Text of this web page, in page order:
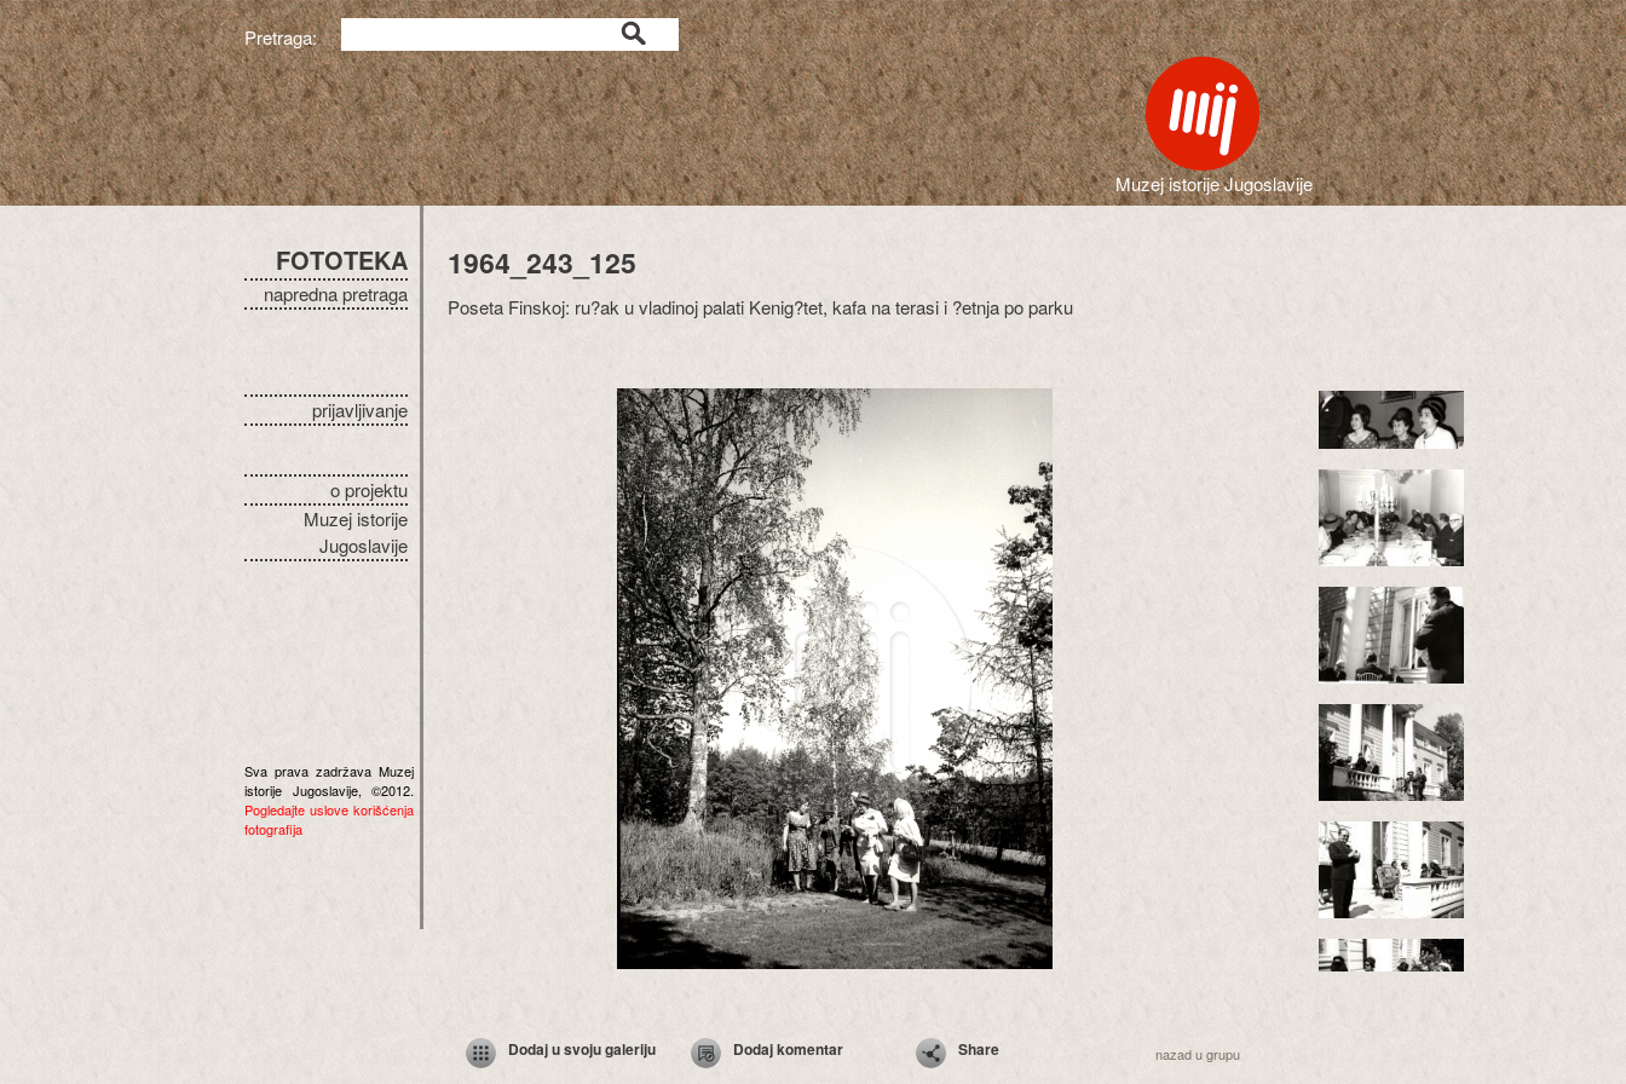
Pretraga:
Muzej istorije Jugoslavije
FOTOTEKA
napredna pretraga
prijavljivanje
o projektu
Muzej istorije
Jugoslavije
Sva prava zadržava Muzej
istorije Jugoslavije, ©2012.
Pogledajte uslove korišćenja
fotografija
1964_243_125
Poseta Finskoj: ru?ak u vladinoj palati Kenig?tet, kafa na terasi i ?etnja po parku
Dodaj u svoju galeriju Dodaj komentar Share nazad u grupu